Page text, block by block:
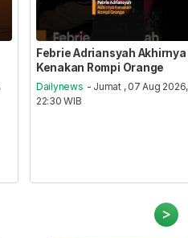
Febrie Adriansyah Akhirnya
Kenakan Rompi Orange
Dailynews - Jumat , 07 Aug 2026,
22:30 WIB
>